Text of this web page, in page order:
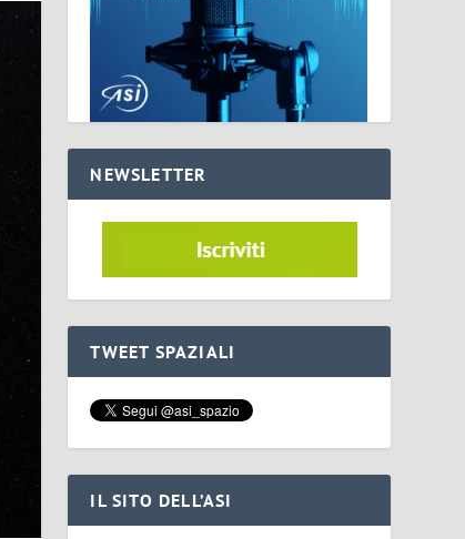
NEWSLETTER
TWEET SPAZIALI
IL SITO DELL’ASI